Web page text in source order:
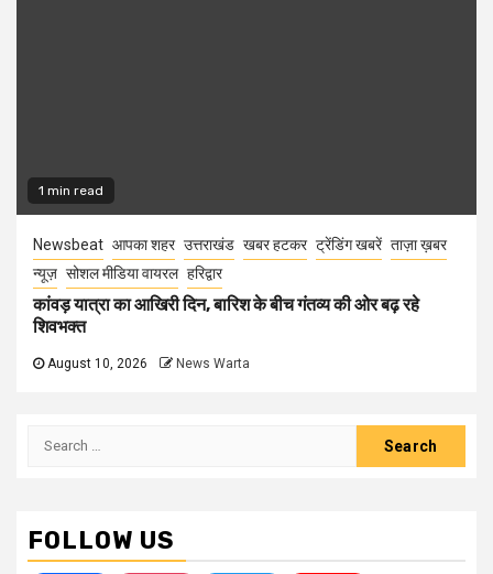
1 min read
Newsbeat आपका शहर उत्तराखंड खबर हटकर ट्रेंडिंग खबरें ताज़ा ख़बर
न्यूज़ सोशल मीडिया वायरल हरिद्वार
कांवड़ यात्रा का आखिरी दिन, बारिश के बीच गंतव्य की ओर बढ़ रहे
शिवभक्त
August 10, 2026 News Warta
Search
FOLLOW US